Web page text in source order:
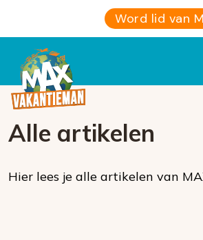
Word lid van
Alle artikelen
Hier lees je alle artikelen van